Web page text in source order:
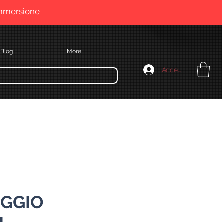
Blog More
Accedi